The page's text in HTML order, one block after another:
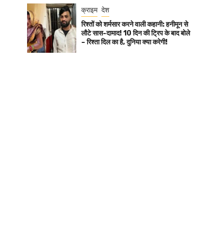
क्राइम देश
रिश्तों को शर्मसार करने वाली कहानी: हनीमून से
लौटे सास-दामाद! 10 दिन की ट्रिप के बाद बोले
– रिश्ता दिल का है, दुनिया क्या करेगी!